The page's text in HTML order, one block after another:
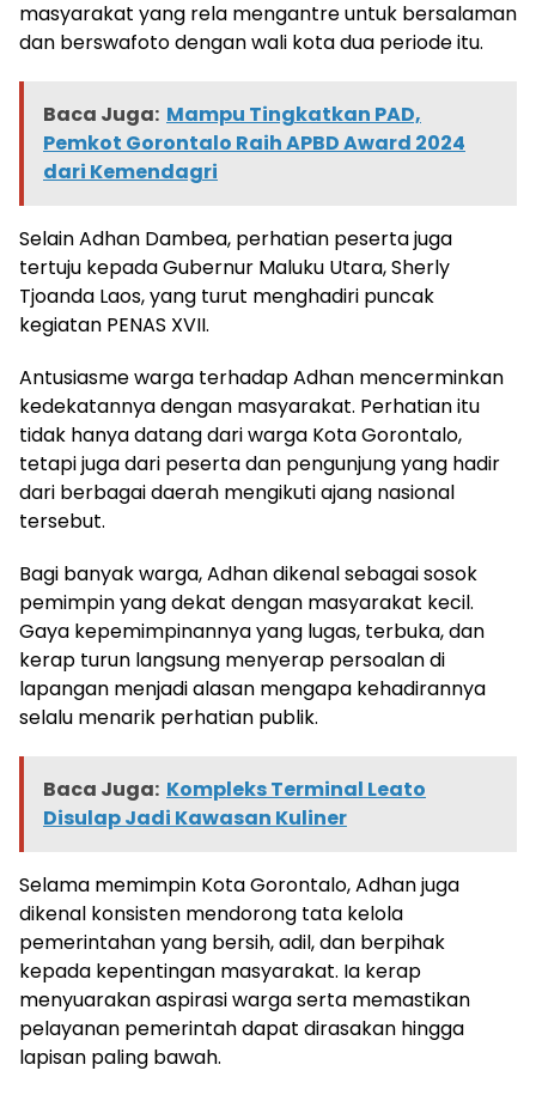
masyarakat yang rela mengantre untuk bersalaman
dan berswafoto dengan wali kota dua periode itu.
Baca Juga: Mampu Tingkatkan PAD,
Pemkot Gorontalo Raih APBD Award 2024
dari Kemendagri
Selain Adhan Dambea, perhatian peserta juga
tertuju kepada Gubernur Maluku Utara, Sherly
Tjoanda Laos, yang turut menghadiri puncak
kegiatan PENAS XVII.
Antusiasme warga terhadap Adhan mencerminkan
kedekatannya dengan masyarakat. Perhatian itu
tidak hanya datang dari warga Kota Gorontalo,
tetapi juga dari peserta dan pengunjung yang hadir
dari berbagai daerah mengikuti ajang nasional
tersebut.
Bagi banyak warga, Adhan dikenal sebagai sosok
pemimpin yang dekat dengan masyarakat kecil.
Gaya kepemimpinannya yang lugas, terbuka, dan
kerap turun langsung menyerap persoalan di
lapangan menjadi alasan mengapa kehadirannya
selalu menarik perhatian publik.
Baca Juga: Kompleks Terminal Leato
Disulap Jadi Kawasan Kuliner
Selama memimpin Kota Gorontalo, Adhan juga
dikenal konsisten mendorong tata kelola
pemerintahan yang bersih, adil, dan berpihak
kepada kepentingan masyarakat. Ia kerap
menyuarakan aspirasi warga serta memastikan
pelayanan pemerintah dapat dirasakan hingga
lapisan paling bawah.